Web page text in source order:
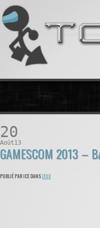
20
Août13
GAMESCOM 2013 –
PUBLIÉ PAR ICE DANSJEUX